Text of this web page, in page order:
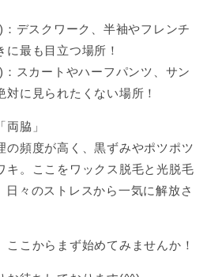
：デスクワーク、半袖やフレンチ
に最も目立つ場所！
：スカートやハーフパンツ、サン
対に見られたくない場所！
両脇」
の頻度が高く、黒ずみやポツポツ
キ。ここをワックス脱毛と光脱毛
日々のストレスから一気に解放さ
ここからまず始めてみませんか！